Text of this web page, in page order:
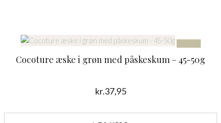
Udsolgt
Cocoture æske i grøn med påskeskum – 45-50g
kr.37,95